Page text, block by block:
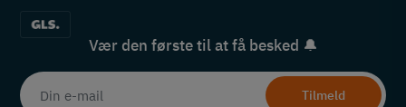
Vær den første til at få besked 🔔
Tilmeld